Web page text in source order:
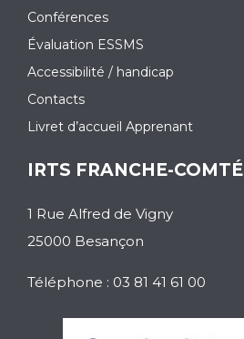
Conférences
Évaluation ESSMS
Accessibilité / handicap
Contacts
Livret d’accueil Apprenant
IRTS FRANCHE-COMTÉ
1 Rue Alfred de Vigny
25000 Besançon
Téléphone : 03 81 41 61 00